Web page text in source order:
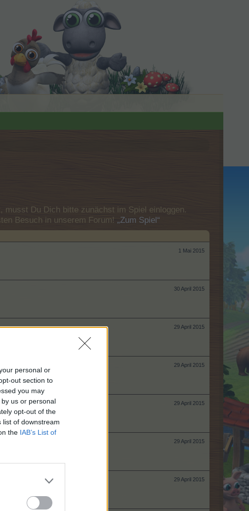
personal or
out section to
you may
us or personal
opt-out of the
list of downstream
the IAB’s List of
musst Du Dich bitte zunächst im Spiel einloggen.
Besuch in unserem Forum! „Zum Spiel“
1 Mai 2015
30 April 2015
29 April 2015
29 April 2015
29 April 2015
29 April 2015
29 April 2015